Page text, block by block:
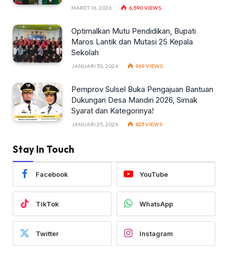
MARET 16, 2026 6,590VIEWS
Optimalkan Mutu Pendidikan, Bupati
Maros Lantik dan Mutasi 25 Kepala
Sekolah
JANUARI 30, 2026 969VIEWS
Pemprov Sulsel Buka Pengajuan Bantuan
Dukungan Desa Mandiri 2026, Simak
Syarat dan Kategorinya!
JANUARI 25, 2026 823VIEWS
Stay In Touch
Facebook YouTube
TikTok WhatsApp
Twitter Instagram